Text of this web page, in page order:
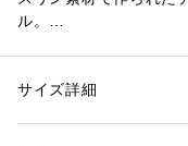
ル。
実用的な3枚セットで
性別：キッズ・ベビー
素材：コットン100%
サイズ詳細